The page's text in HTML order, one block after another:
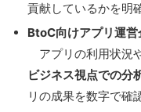
貢献しているかを明
BtoC向けアプリ運営
アプリの利用状況
ビジネス視点での分
リの成果を数字で確